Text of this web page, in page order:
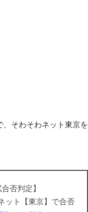
そわそわネット東京を
否判定】
ット【東京】で合否